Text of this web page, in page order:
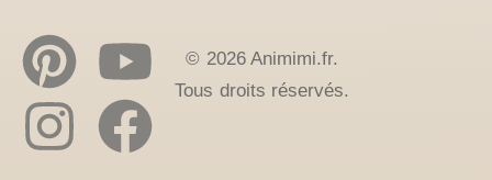
© 2026 Animimi.fr.
Tous droits réservés.